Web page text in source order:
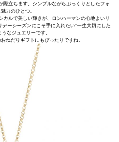
際立ちます。シンプルながらぷっくりとしたフォ
力のひとつ。
カルで美しい輝きが、ロンハーマンの心地よいリ
ーシーズンにこそ手に入れたい“一生大切にした
なジュエリーです。
ねだりギフトにもぴったりですね。